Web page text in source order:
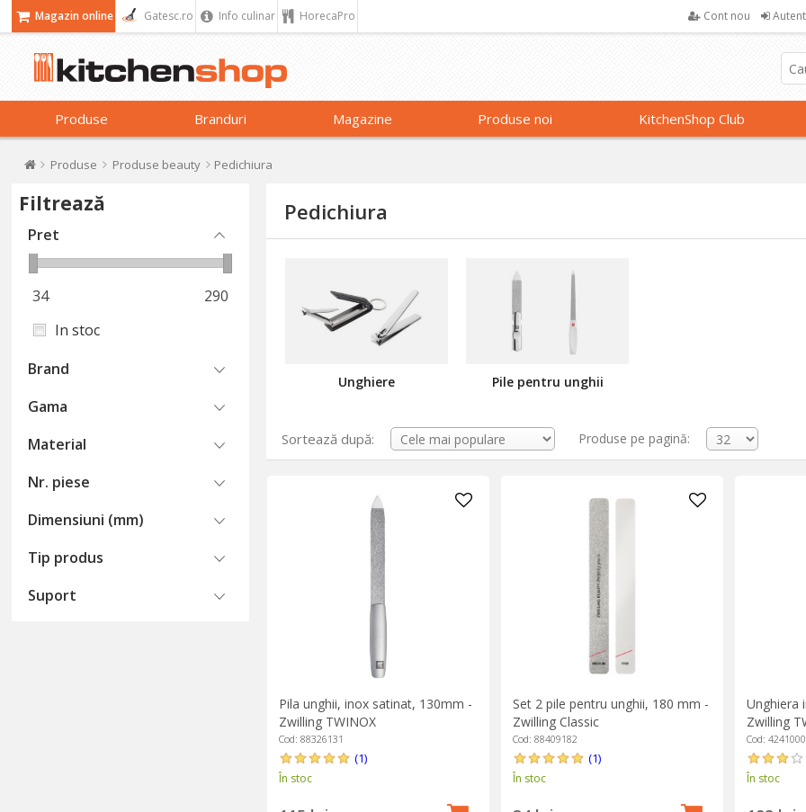
Magazin online Gatesc.ro Info culinar HorecaPro Cont nou
Produse Branduri Magazine Produse noi KitchenShop Club
Produse Produse beauty Pedichiura
Filtrează
Pret
34
290
In stoc
Brand
Gama
Material
Nr. piese
Dimensiuni (mm)
Tip produs
Suport
Pedichiura
Unghiere Pile pentru unghii
Sortează după: Produse pe pagină:
Pila unghii, inox satinat, 130mm -
Zwilling TWINOX
Cod: 88326131
(1)
În stoc
Set 2 pile pentru unghii, 180 mm -
Zwilling Classic
Cod: 88409182
(1)
În stoc
Unghiera
Zwilling
Cod:
În stoc